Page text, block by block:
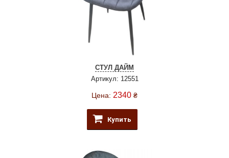
СТУЛ ДАЙМ
Артикул: 12551
Цена: 2340 ₴
Купить